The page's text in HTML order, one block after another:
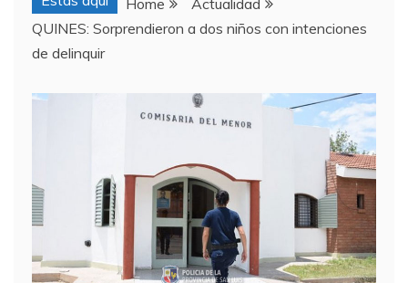
Home
Actualidad
QUINES: Sorprendieron a dos niños con intenciones
de delinquir